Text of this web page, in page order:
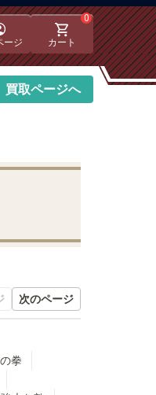
ージ
0
カート
買取ページへ
次のページ
拳